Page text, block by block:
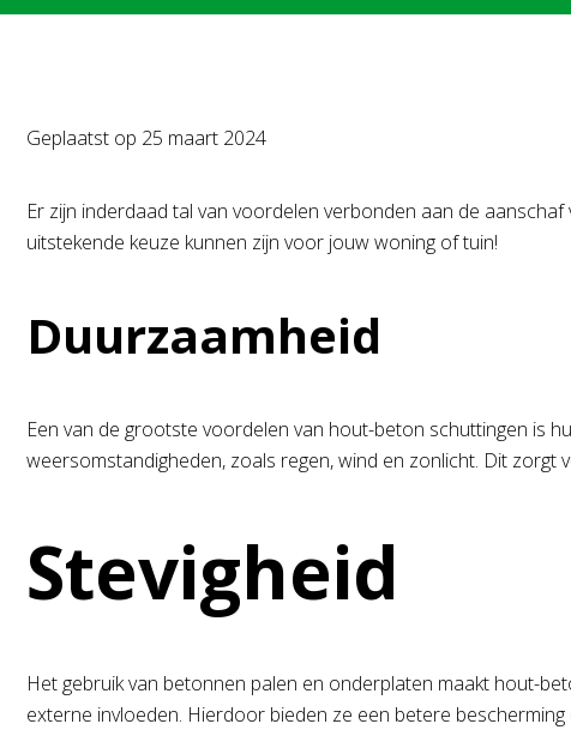
Geplaatst op 25 maart 2024
Er zijn inderdaad tal van voordelen verbonden aan de
uitstekende keuze kunnen zijn voor jouw woning of tuin!
Duurzaamheid
Een van de grootste voordelen van hout-beton schuttingen is
weersomstandigheden, zoals regen, wind en zonlicht. Dit
Stevigheid
Het gebruik van betonnen palen en onderplaten maakt hout-
externe invloeden. Hierdoor bieden ze een betere